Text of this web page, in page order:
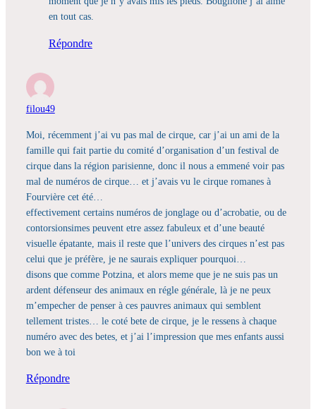
en tout cas.
Répondre
filou49
Moi, récemment j’ai vu pas mal de cirque, car j’ai un ami de la
famille qui fait partie du comité d’organisation d’un festival de
cirque dans la région parisienne, donc il nous a emmené voir pas
mal de numéros de cirque… et j’avais vu le cirque romanes à
Fourvière cet été…
effectivement certains numéros de jonglage ou d’acrobatie, ou de
contorsionsimes peuvent etre assez fabuleux et d’une beauté
visuelle épatante, mais il reste que l’univers des cirques n’est pas
celui que je préfère, je ne saurais expliquer pourquoi…
disons que comme Potzina, et alors meme que je ne suis pas un
ardent défenseur des animaux en régle générale, là je ne peux
m’empecher de penser à ces pauvres animaux qui semblent
tellement tristes… le coté bete de cirque, je le ressens à chaque
numéro avec des betes, et j’ai l’impression que mes enfants aussi
bon we à toi
Répondre